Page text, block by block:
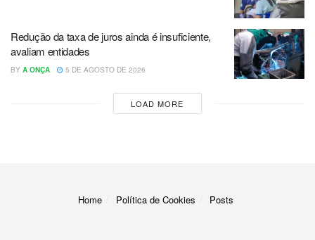
Redução da taxa de juros ainda é insuficiente,
avaliam entidades
BY A ONÇA 5 DE AGOSTO DE 2026
LOAD MORE
Home Política de Cookies Posts